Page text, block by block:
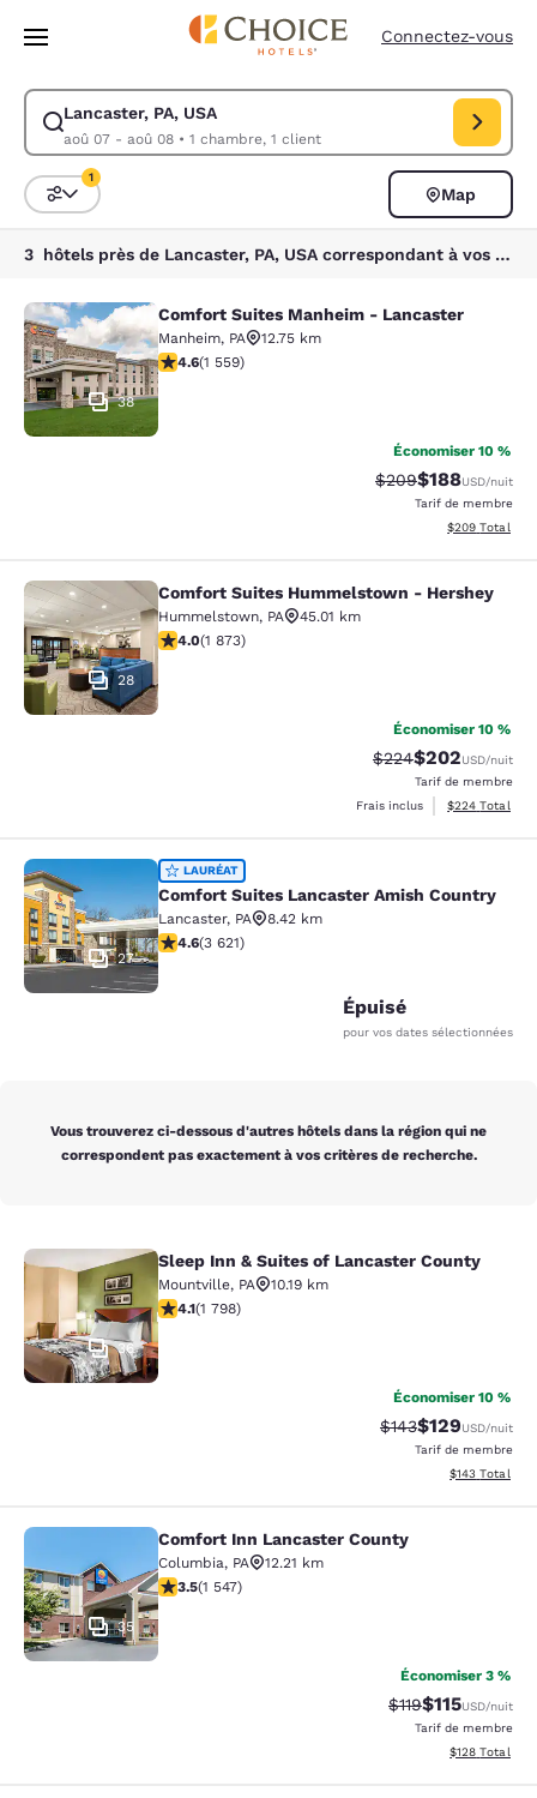
Passer à Contenu Principal
Connectez-vous
Lancaster, PA, USA
aoû 07 - aoû 08• 1 chambre, 1 client
Modifiez la recherche pour Lancaster, PA, USA. Date d’arrivée aoû
Trier et filtrer
1
Map
3 hôtels près de Lancaster, PA, USA correspondant à vos filtres
Comfort Suites Manheim -
38
Comfort Suites Manheim - Lancaster
Manheim, PA
12.75 km
4.59 étoiles. Excellent. 1559 commentaires
4.6(1 559)
Économiser 10 %
Tarif barré :
$209Tarif réduit :
$188USD/nuit
Tarif de membre
Afficher les
$209 Total
Comfort Suites Hummelstown -
28
Comfort Suites Hummelstown - Hershey
Hummelstown, PA
45.01 km
4 étoiles. Très bon. 1873 commentaires
4.0(1 873)
Économiser 10 %
Tarif barré :
$224Tarif réduit :
$202USD/nuit
Tarif de membre
Frais inclus
Afficher les
$224 Total
Comfort Suites Lancaster Amish
27
LAURÉAT
Comfort Suites Lancaster Amish Country
Lancaster, PA
8.42 km
4.61 étoiles. Exceptionnel. 3621 commentaires
4.6(3 621)
Épuisé
pour vos dates sélectionnées
Vous trouverez ci-dessous d'autres hôtels dans la région qui ne
correspondent pas exactement à vos critères de recherche.
Sleep Inn & Suites of Lancaster
36
Sleep Inn & Suites of Lancaster County
Mountville, PA
10.19 km
4.09 étoiles. Très bon. 1798 commentaires
4.1(1 798)
Économiser 10 %
Tarif barré :
$143Tarif réduit :
$129USD/nuit
Tarif de membre
Afficher les
$143 Total
Comfort Inn Lancaster County
35
Comfort Inn Lancaster County
Columbia, PA
12.21 km
3.45 étoiles. Bien. 1547 commentaires
3.5(1 547)
Économiser 3 %
Tarif barré :
$119Tarif réduit :
$115USD/nuit
Tarif de membre
Afficher les
$128 Total